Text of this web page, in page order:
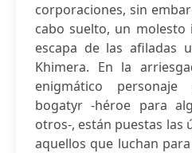
corporaciones, sin
cabo suelto, un molesto
escapa de las afiladas
Khimera. En la
enigmático
bogatyr -héroe para
otros-, están puestas las
aquellos que luchan